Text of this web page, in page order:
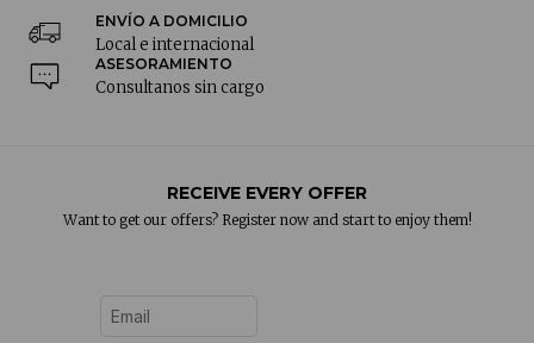
ENVÍO A DOMICILIO
Local e internacional
ASESORAMIENTO
Consultanos sin cargo
RECEIVE EVERY OFFER
Want to get our offers? Register now and start to enjoy them!